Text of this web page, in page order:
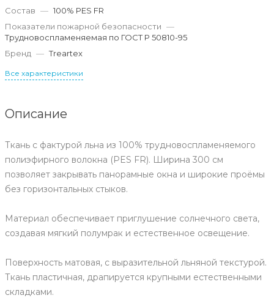
Состав — 100% PES FR
Показатели пожарной безопасности —
Трудновоспламеняемая по ГОСТ Р 50810-95
Бренд — Treartex
Все характеристики
Описание
Ткань с фактурой льна из 100% трудновоспламеняемого
полиэфирного волокна (PES FR). Ширина 300 см
позволяет закрывать панорамные окна и широкие проёмы
без горизонтальных стыков.
Материал обеспечивает приглушение солнечного света,
создавая мягкий полумрак и естественное освещение.
Поверхность матовая, с выразительной льняной текстурой.
Ткань пластичная, драпируется крупными естественными
складками.